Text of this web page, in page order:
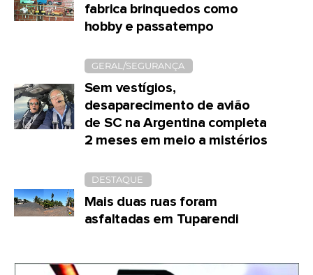
fabrica brinquedos como
hobby e passatempo
GERAL/SEGURANÇA
Sem vestígios,
desaparecimento de avião
de SC na Argentina completa
2 meses em meio a mistérios
DESTAQUE
Mais duas ruas foram
asfaltadas em Tuparendi